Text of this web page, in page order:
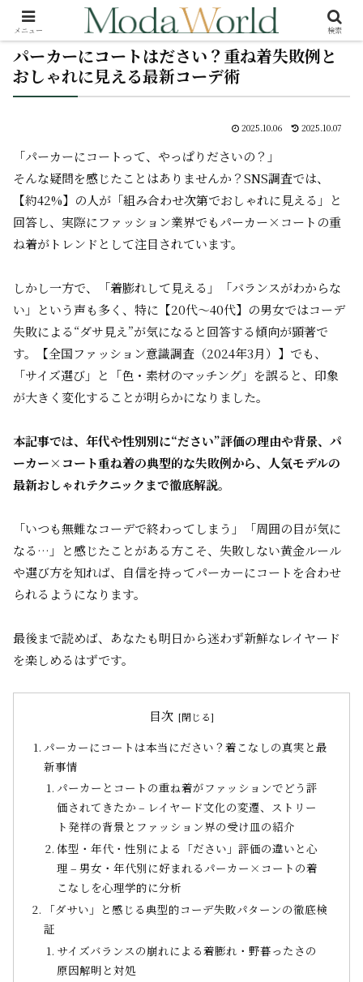
パーカーにコートはださい？重ね着失敗例と
おしゃれに見える最新コーデ術
2025.10.06 2025.10.07
「パーカーにコートって、やっぱりださいの？」
そんな疑問を感じたことはありませんか？SNS調査では、
【約42%】の人が「組み合わせ次第でおしゃれに見える」と
回答し、実際にファッション業界でもパーカー×コートの重
ね着がトレンドとして注目されています。
しかし一方で、「着膨れして見える」「バランスがわからな
い」という声も多く、特に【20代～40代】の男女ではコーデ
失敗による“ダサ見え”が気になると回答する傾向が顕著で
す。【全国ファッション意識調査（2024年3月）】でも、
「サイズ選び」と「色・素材のマッチング」を誤ると、印象
が大きく変化することが明らかになりました。
本記事では、年代や性別別に“ださい”評価の理由や背景、パ
ーカー×コート重ね着の典型的な失敗例から、人気モデルの
最新おしゃれテクニックまで徹底解説。
「いつも無難なコーデで終わってしまう」「周囲の目が気に
なる…」と感じたことがある方こそ、失敗しない黄金ルール
や選び方を知れば、自信を持ってパーカーにコートを合わせ
られるようになります。
最後まで読めば、あなたも明日から迷わず新鮮なレイヤード
を楽しめるはずです。
目次
パーカーにコートは本当にださい？着こなしの真実と最
新事情
パーカーとコートの重ね着がファッションでどう評
価されてきたか – レイヤード文化の変遷、ストリー
ト発祥の背景とファッション界の受け皿の紹介
体型・年代・性別による「ださい」評価の違いと心
理 – 男女・年代別に好まれるパーカー×コートの着
こなしを心理学的に分析
「ダサい」と感じる典型的コーデ失敗パターンの徹底検
証
サイズバランスの崩れによる着膨れ・野暮ったさの
原因解明と対処
メニュー 検索